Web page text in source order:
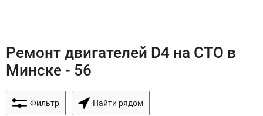
Ремонт двигателей D4 на СТО в
Минске - 56
Фильтр Найти рядом